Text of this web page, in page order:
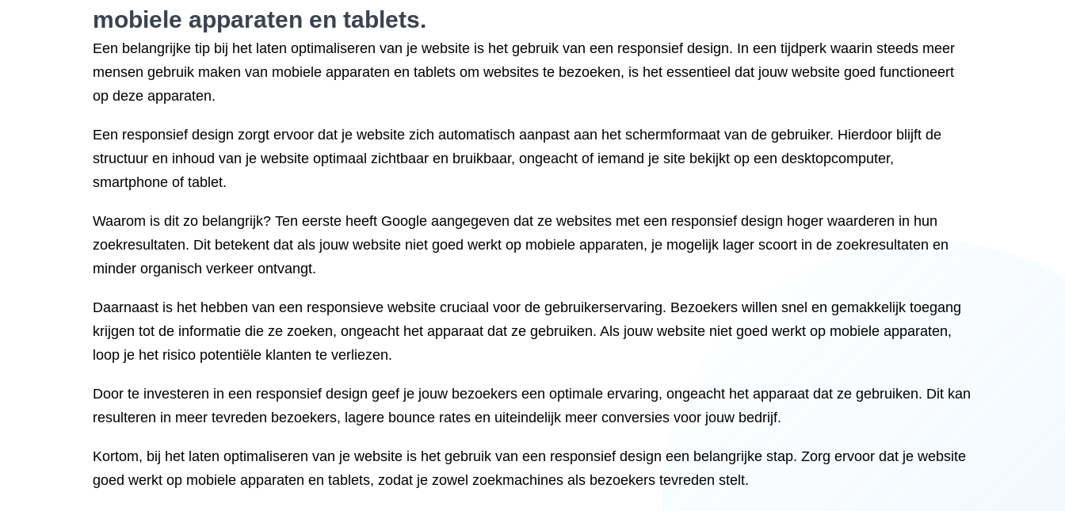
mobiele apparaten en tablets.
Een belangrijke tip bij het laten optimaliseren van je website is het gebruik van een responsief design. In een tijdperk waarin steeds meer
mensen gebruik maken van mobiele apparaten en tablets om websites te bezoeken, is het essentieel dat jouw website goed functioneert
op deze apparaten.
Een responsief design zorgt ervoor dat je website zich automatisch aanpast aan het schermformaat van de gebruiker. Hierdoor blijft de
structuur en inhoud van je website optimaal zichtbaar en bruikbaar, ongeacht of iemand je site bekijkt op een desktopcomputer,
smartphone of tablet.
Waarom is dit zo belangrijk? Ten eerste heeft Google aangegeven dat ze websites met een responsief design hoger waarderen in hun
zoekresultaten. Dit betekent dat als jouw website niet goed werkt op mobiele apparaten, je mogelijk lager scoort in de zoekresultaten en
minder organisch verkeer ontvangt.
Daarnaast is het hebben van een responsieve website cruciaal voor de gebruikerservaring. Bezoekers willen snel en gemakkelijk toegang
krijgen tot de informatie die ze zoeken, ongeacht het apparaat dat ze gebruiken. Als jouw website niet goed werkt op mobiele apparaten,
loop je het risico potentiële klanten te verliezen.
Door te investeren in een responsief design geef je jouw bezoekers een optimale ervaring, ongeacht het apparaat dat ze gebruiken. Dit kan
resulteren in meer tevreden bezoekers, lagere bounce rates en uiteindelijk meer conversies voor jouw bedrijf.
Kortom, bij het laten optimaliseren van je website is het gebruik van een responsief design een belangrijke stap. Zorg ervoor dat je website
goed werkt op mobiele apparaten en tablets, zodat je zowel zoekmachines als bezoekers tevreden stelt.